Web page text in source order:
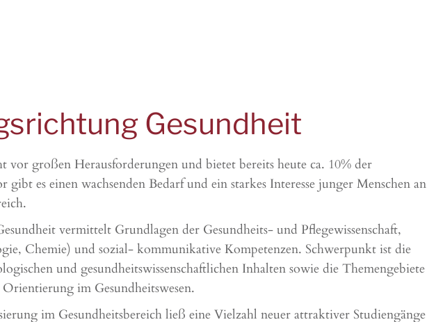
Gesundheit
vor großen Herausforderungen und bietet bereits heute ca. 10% der
es einen wachsenden Bedarf und ein starkes Interesse junger Menschen an
vermittelt Grundlagen der Gesundheits- und Pflegewissenschaft,
Chemie) und sozial- kommunikative Kompetenzen. Schwerpunkt ist die
und gesundheitswissenschaftlichen Inhalten sowie die Themengebiete
im Gesundheitswesen.
im Gesundheitsbereich ließ eine Vielzahl neuer attraktiver Studiengänge